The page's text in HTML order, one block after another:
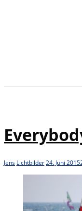
Jens Lichtbilder24. Juni 2015